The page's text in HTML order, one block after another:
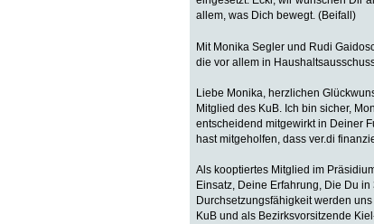
allem, was Dich bewegt. (Beifall)
Mit Monika Segler und Rudi
die vor allem in
Liebe Monika, herzlichen
Mitglied des KuB. Ich bin sicher,
entscheidend mitgewirkt in Deiner
hast mitgeholfen, dass ver.di
Als kooptiertes Mitglied im
Einsatz, Deine Erfahrung, Die Du
Durchsetzungsfähigkeit werden
KuB und als Bezirksvorsitzende